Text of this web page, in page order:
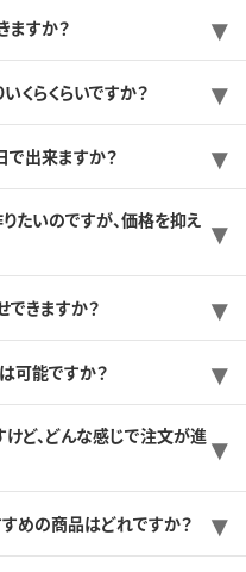
ますか？
くらくらいですか？
で出来ますか？
たいのですが、価格を抑え
できますか？
可能ですか？
ど、どんな感じで注文が進
めの商品はどれですか？